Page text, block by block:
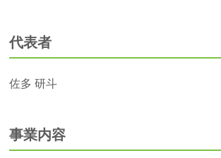
代表者
佐多 研斗
事業内容